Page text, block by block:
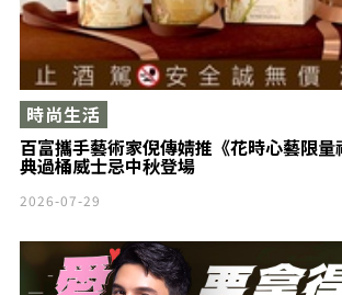
百富攜手藝術家倪傳婧推《花時心藝限
典過桶威士忌中秋登場
時尚生活
2026-07-29